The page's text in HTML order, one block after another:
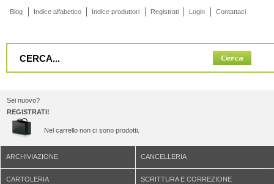
Blog Indice alfabetico Indice produttori Registrati Login Contattaci
Sei nuovo?
REGISTRATI!
Nel carrello non ci sono prodotti.
ARCHIVIAZIONE CANCELLERIA
CARTOLERIA SCRITTURA E CORREZIONE